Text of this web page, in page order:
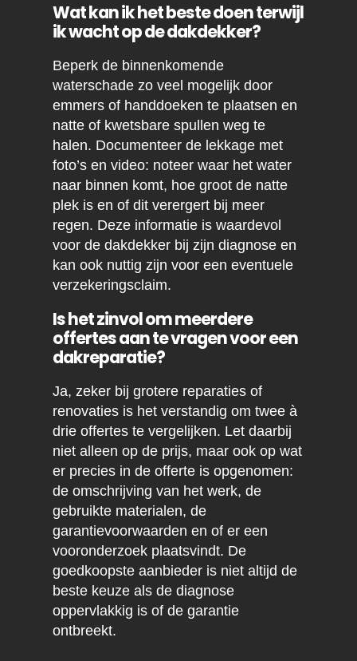
Wat kan ik het beste doen terwijl
ik wacht op de dakdekker?
Beperk de binnenkomende
waterschade zo veel mogelijk door
emmers of handdoeken te plaatsen en
natte of kwetsbare spullen weg te
halen. Documenteer de lekkage met
foto’s en video: noteer waar het water
naar binnen komt, hoe groot de natte
plek is en of dit verergert bij meer
regen. Deze informatie is waardevol
voor de dakdekker bij zijn diagnose en
kan ook nuttig zijn voor een eventuele
verzekeringsclaim.
Is het zinvol om meerdere
offertes aan te vragen voor een
dakreparatie?
Ja, zeker bij grotere reparaties of
renovaties is het verstandig om twee à
drie offertes te vergelijken. Let daarbij
niet alleen op de prijs, maar ook op wat
er precies in de offerte is opgenomen:
de omschrijving van het werk, de
gebruikte materialen, de
garantievoorwaarden en of er een
vooronderzoek plaatsvindt. De
goedkoopste aanbieder is niet altijd de
beste keuze als de diagnose
oppervlakkig is of de garantie
ontbreekt.